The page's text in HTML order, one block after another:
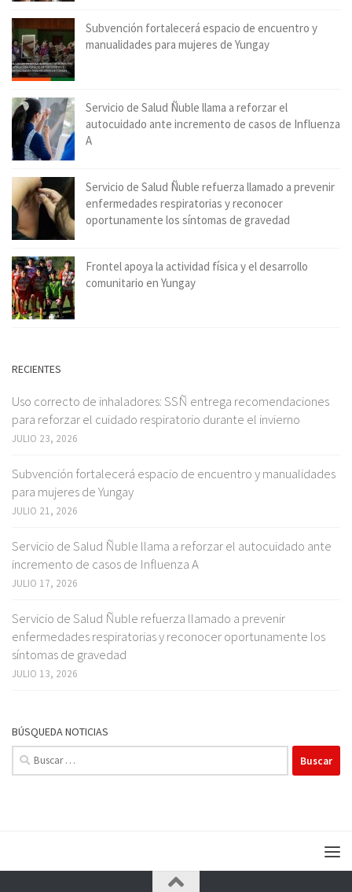
Subvención fortalecerá espacio de encuentro y
manualidades para mujeres de Yungay
Servicio de Salud Ñuble llama a reforzar el
autocuidado ante incremento de casos de Influenza
A
Servicio de Salud Ñuble refuerza llamado a prevenir
enfermedades respiratorias y reconocer
oportunamente los síntomas de gravedad
Frontel apoya la actividad física y el desarrollo
comunitario en Yungay
RECIENTES
Uso correcto de inhaladores: SSÑ entrega recomendaciones
para reforzar el cuidado respiratorio durante el invierno
JULIO 23, 2026
Subvención fortalecerá espacio de encuentro y manualidades
para mujeres de Yungay
JULIO 21, 2026
Servicio de Salud Ñuble llama a reforzar el autocuidado ante
incremento de casos de Influenza A
JULIO 17, 2026
Servicio de Salud Ñuble refuerza llamado a prevenir
enfermedades respiratorias y reconocer oportunamente los
síntomas de gravedad
JULIO 13, 2026
BÚSQUEDA NOTICIAS
Buscar: